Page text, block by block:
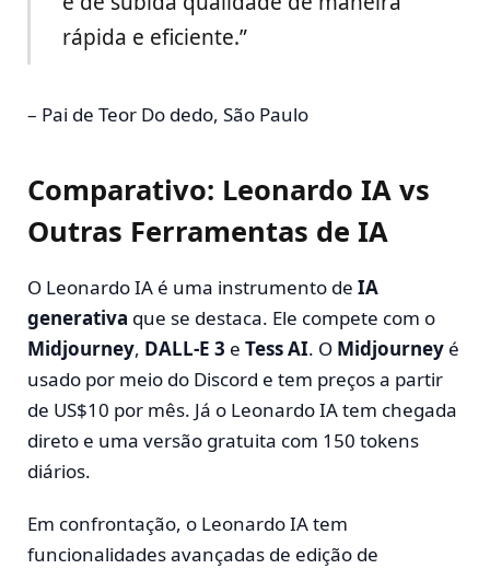
rápida e eficiente.”
– Pai de Teor Do dedo, São Paulo
Comparativo: Leonardo IA vs
Outras Ferramentas de IA
O Leonardo IA é uma instrumento de IA
generativa que se destaca. Ele compete com o
Midjourney, DALL-E 3 e Tess AI. O Midjourney é
usado por meio do Discord e tem preços a partir
de US$10 por mês. Já o Leonardo IA tem chegada
direto e uma versão gratuita com 150 tokens
diários.
Em confrontação, o Leonardo IA tem
funcionalidades avançadas de edição de